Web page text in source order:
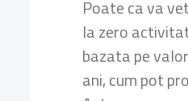
Poate ca va
la zero
bazata pe
ani, cum pot